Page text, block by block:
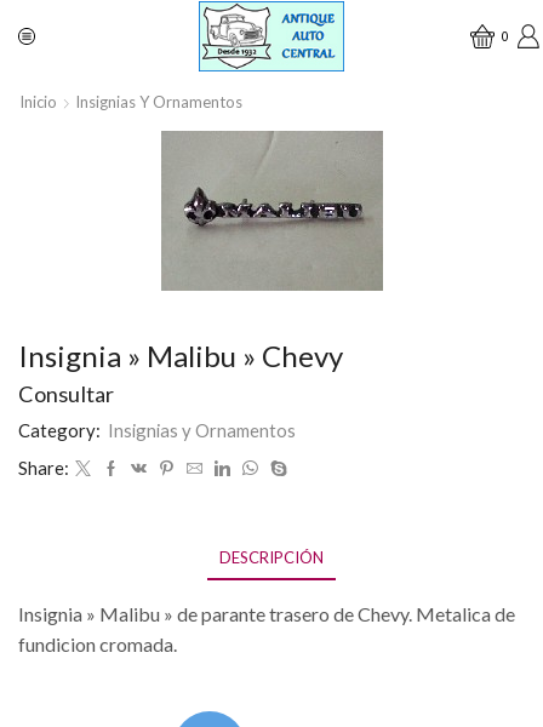
0
Inicio Insignias Y Ornamentos
Insignia » Malibu » Chevy
Consultar
Category: Insignias y Ornamentos
Share:
DESCRIPCIÓN
Insignia » Malibu » de parante trasero de Chevy. Metalica de
fundicion cromada.